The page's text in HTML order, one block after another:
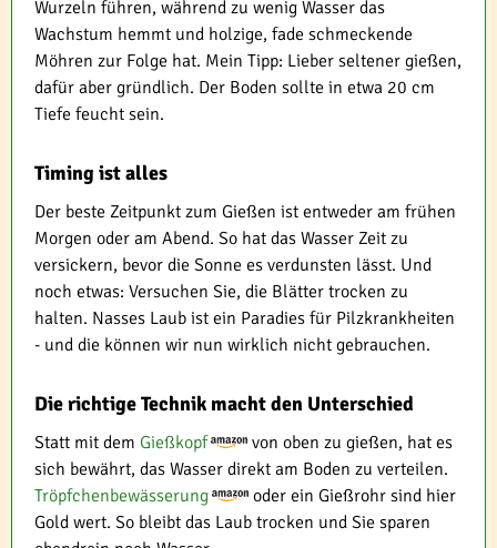
Wurzeln führen, während zu wenig Wasser das
Wachstum hemmt und holzige, fade schmeckende
Möhren zur Folge hat. Mein Tipp: Lieber seltener gießen,
dafür aber gründlich. Der Boden sollte in etwa 20 cm
Tiefe feucht sein.
Timing ist alles
Der beste Zeitpunkt zum Gießen ist entweder am frühen
Morgen oder am Abend. So hat das Wasser Zeit zu
versickern, bevor die Sonne es verdunsten lässt. Und
noch etwas: Versuchen Sie, die Blätter trocken zu
halten. Nasses Laub ist ein Paradies für Pilzkrankheiten
- und die können wir nun wirklich nicht gebrauchen.
Die richtige Technik macht den Unterschied
Statt mit dem Gießkopf
von oben zu gießen, hat es
sich bewährt, das Wasser direkt am Boden zu verteilen.
Tröpfchenbewässerung
oder ein Gießrohr sind hier
Gold wert. So bleibt das Laub trocken und Sie sparen